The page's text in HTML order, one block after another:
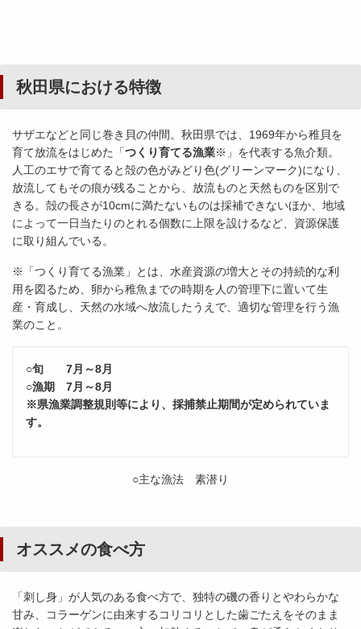
秋田県における特徴
サザエなどと同じ巻き貝の仲間。秋田県では、1969年から稚貝を
育て放流をはじめた「つくり育てる漁業※」を代表する魚介類。
人工のエサで育てると殻の色がみどり色(グリーンマーク)になり、
放流してもその痕が残ることから、放流ものと天然ものを区別で
きる。殻の長さが10cmに満たないものは採補できないほか、地域
によって一日当たりのとれる個数に上限を設けるなど、資源保護
に取り組んでいる。
※「つくり育てる漁業」とは、水産資源の増大とその持続的な利
用を図るため、卵から稚魚までの時期を人の管理下に置いて生
産・育成し、天然の水域へ放流したうえで、適切な管理を行う漁
業のこと。
○旬 7月～8月
○漁期 7月～8月
※県漁業調整規則等により、採捕禁止期間が定められていま
す。
○主な漁法 素潜り
オススメの食べ方
「刺し身」が人気のある食べ方で、独特の磯の香りとやわらかな
甘み、コラーゲンに由来するコリコリとした歯ごたえをそのまま